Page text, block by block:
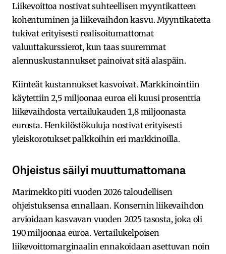
Liikevoittoa nostivat suhteellisen myyntikatteen
kohentuminen ja liikevaihdon kasvu. Myyntikatetta
tukivat erityisesti realisoitumattomat
valuuttakurssierot, kun taas suuremmat
alennuskustannukset painoivat sitä alaspäin.
Kiinteät kustannukset kasvoivat. Markkinointiin
käytettiin 2,5 miljoonaa euroa eli kuusi prosenttia
liikevaihdosta vertailukauden 1,8 miljoonasta
eurosta. Henkilöstökuluja nostivat erityisesti
yleiskorotukset palkkoihin eri markkinoilla.
Ohjeistus säilyi muuttumattomana
Marimekko piti vuoden 2026 taloudellisen
ohjeistuksensa ennallaan. Konsernin liikevaihdon
arvioidaan kasvavan vuoden 2025 tasosta, joka oli
190 miljoonaa euroa. Vertailukelpoisen
liikevoittomarginaalin ennakoidaan asettuvan noin